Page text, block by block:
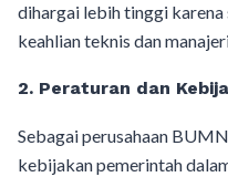
dihargai lebih tinggi
keahlian teknis dan
2. Peraturan dan
Sebagai perusahaan
kebijakan pemerintah